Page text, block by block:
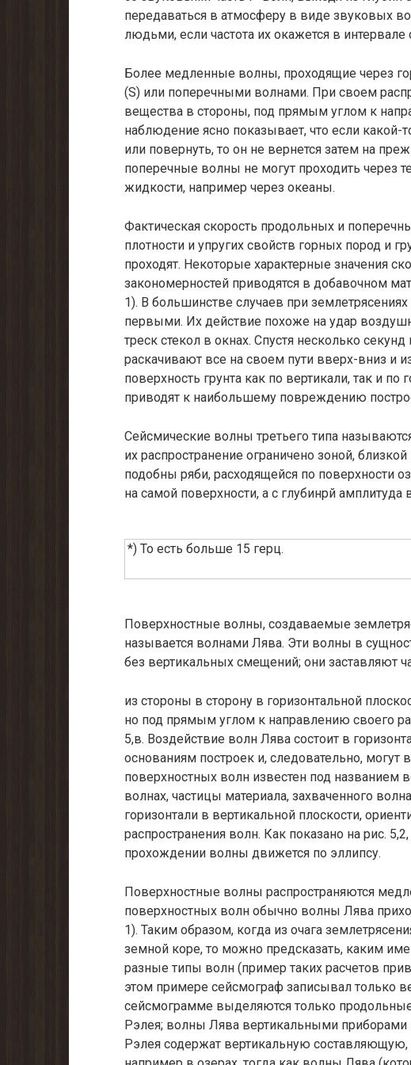
передаваться в атмосферу в виде звуковых
людьми, если частота их окажется в
Более медленные волны, проходящие через
(S) или поперечными волнами. При своем
вещества в сто­роны, под прямым углом к
наблюдение ясно показывает, что если
или повернуть, то он не вернется затем на
поперечные волны не могут проходить через
жидкости, например через океаны.
Фактическая скорость продольных и
плотности и упругих свойств горных пород и
проходят. Некоторые харак­терные значения
закономерностей приводятся в добавочном
1). В большинстве случаев при
первыми. Их действие похоже на удар
треск стекол в окнах. Спустя несколько
раскачивают все на своем пути вверх-вниз и
поверхность грунта как по вертикали, так и
приводят к наибольшему повреждению
Сейсмические волны третьего типа
их распространение ограничено зоной,
подобны ря­би, расходящейся по поверхности
на самой поверхности, а с глубинрй
*) То есть больше 15 герц.
Поверхностные волны, создаваемые
называется волнами Лява. Эти волны в
без верти­кальных смещений; они заставляют
из стороны в сторону в горизонтальной
но под прямым углом к направлению своего
5,в. Воздействие волн Лява состоит в
основаниям построек и, следовательно,
поверхностных волн известен под
волнах, частицы материа­ла, захваченного
го­ризонтали в вертикальной плоскости,
распространения волн. Как показано на рис.
прохождении волны движется по эллипсу.
Поверхностные волны распространяются
поверхностных волн обычно волны Лява
1). Таким образом, когда из очага
земной коре, то можно предсказать, каким
разные типы волн (пример таких расчетов
этом примере сейсмограф записывал только
сейсмограмме выделяются только
Рэлея; волны Лява вертикальны­ми
Рэлея содер­жат вертикальную составляющую,